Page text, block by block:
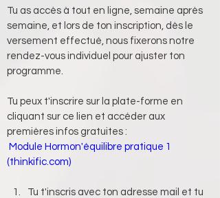
Tu as accès à tout en ligne, semaine après
semaine, et lors de ton inscription, dès le
versement effectué, nous fixerons notre
rendez-vous individuel pour ajuster ton
programme.
Tu peux t'inscrire sur la plate-forme en
cliquant sur ce lien et accéder aux
premières infos gratuites :
Module Hormon'équilibre pratique 1
(thinkific.com)
Tu t'inscris avec ton adresse mail et tu